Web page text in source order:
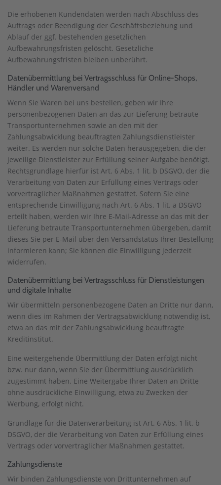
Die erhobenen Kundendaten werden nach Abschluss des
Auftrags oder Beendigung der Geschäftsbeziehung und
Ablauf der ggf. bestehenden gesetzlichen
Aufbewahrungsfristen gelöscht. Gesetzliche
Aufbewahrungsfristen bleiben unberührt.
Daten­übermittlung bei Vertragsschluss für Online-Shops,
Händler und Warenversand
Wenn Sie Waren bei uns bestellen, geben wir Ihre
personenbezogenen Daten an das zur Lieferung betraute
Transportunternehmen sowie an den mit der
Zahlungsabwicklung beauftragten Zahlungsdienstleister
weiter. Es werden nur solche Daten herausgegeben, die der
jeweilige Dienstleister zur Erfüllung seiner Aufgabe benötigt.
Rechtsgrundlage hierfür ist Art. 6 Abs. 1 lit. b DSGVO, der die
Verarbeitung von Daten zur Erfüllung eines Vertrags oder
vorvertraglicher Maßnahmen gestattet. Sofern Sie eine
entsprechende Einwilligung nach Art. 6 Abs. 1 lit. a DSGVO
erteilt haben, werden wir Ihre E-Mail-Adresse an das mit der
Lieferung betraute Transportunternehmen übergeben, damit
dieses Sie per E-Mail über den Versandstatus Ihrer Bestellung
informieren kann; Sie können die Einwilligung jederzeit
widerrufen.
Daten­übermittlung bei Vertragsschluss für Dienstleistungen
und digitale Inhalte
Wir übermitteln personenbezogene Daten an Dritte nur dann,
wenn dies im Rahmen der Vertragsabwicklung notwendig ist,
etwa an das mit der Zahlungsabwicklung beauftragte
Kreditinstitut.
Eine weitergehende Übermittlung der Daten erfolgt nicht
bzw. nur dann, wenn Sie der Übermittlung ausdrücklich
zugestimmt haben. Eine Weitergabe Ihrer Daten an Dritte
ohne ausdrückliche Einwilligung, etwa zu Zwecken der
Werbung, erfolgt nicht.
Grundlage für die Datenverarbeitung ist Art. 6 Abs. 1 lit. b
DSGVO, der die Verarbeitung von Daten zur Erfüllung eines
Vertrags oder vorvertraglicher Maßnahmen gestattet.
Zahlungsdienste
Wir binden Zahlungsdienste von Drittunternehmen auf